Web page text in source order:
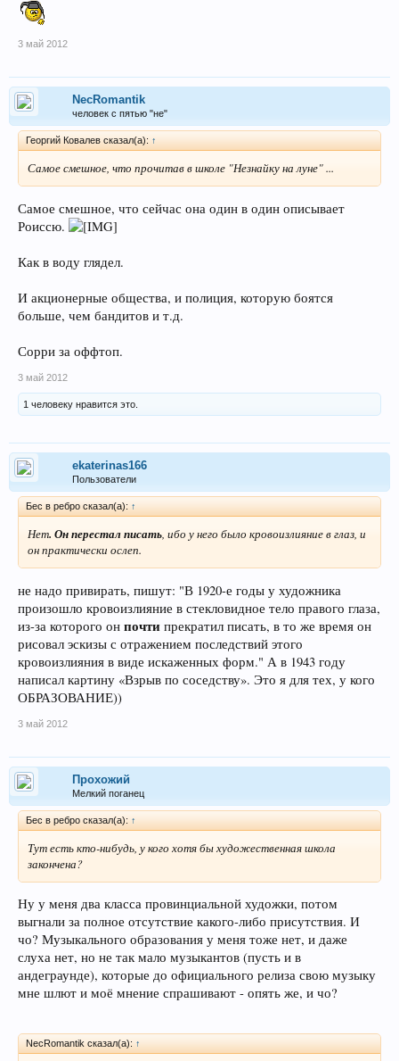
3 май 2012
NecRomantik
человек с пятью "не"
Георгий Ковалев сказал(а): ↑
Самое смешное, что прочитав в школе "Незнайку на луне" ...
Самое смешное, что сейчас она один в один описывает
Роиссю.
Как в воду глядел.
И акционерные общества, и полиция, которую боятся
больше, чем бандитов и т.д.
Сорри за оффтоп.
3 май 2012
1 человеку нравится это.
ekaterinas166
Пользователи
Бес в ребро сказал(а): ↑
Нет. Он перестал писать, ибо у него было кровоизлияние в глаз, и
он практически ослеп.
не надо привирать, пишут: "В 1920-е годы у художника
произошло кровоизлияние в стекловидное тело правого глаза,
из-за которого он почти прекратил писать, в то же время он
рисовал эскизы с отражением последствий этого
кровоизлияния в виде искаженных форм." А в 1943 году
написал картину «Взрыв по соседству». Это я для тех, у кого
ОБРАЗОВАНИЕ))
3 май 2012
Прохожий
Мелкий поганец
Бес в ребро сказал(а): ↑
Тут есть кто-нибудь, у кого хотя бы художественная школа
закончена?
Ну у меня два класса провинциальной художки, потом
выгнали за полное отсутствие какого-либо присутствия. И
чо? Музыкального образования у меня тоже нет, и даже
слуха нет, но не так мало музыкантов (пусть и в
андеграунде), которые до официального релиза свою музыку
мне шлют и моё мнение спрашивают - опять же, и чо?
NecRomantik сказал(а): ↑